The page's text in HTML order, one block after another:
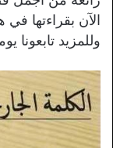
الآن بقراءتها
وللمزيد